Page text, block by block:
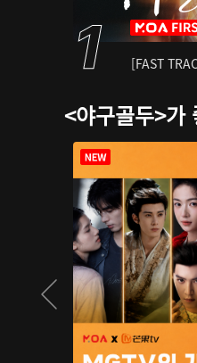
[FAST
<야구골두>가